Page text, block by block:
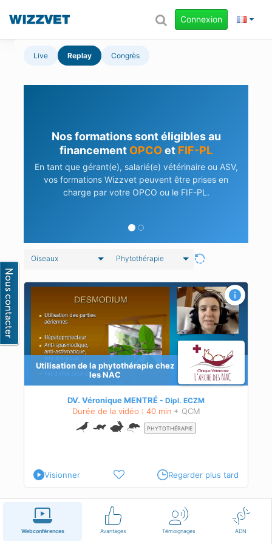
Webconférences Avantages Témoignages ADN
Connexion
Live Replay Congrès
Nos formations sont éligibles au
financement OPCOet FIF-PL
En tant que gérant(e), salarié(e) vétérinaire ou ASV,
vos formations Wizzvet peuvent être prises en
charge par votre OPCO ou le FIF-PL.
Oiseaux Phytothérapie
Utilisation de la phytothérapie chez
les NAC
DV. Véronique MENTRÉ Dipl. ECZM
Durée de la vidéo : 40 min + QCM
PHYTOTHÉRAPIE
Visionner Regarder plus tard
Français Conditions d'utilisation Nous contacter